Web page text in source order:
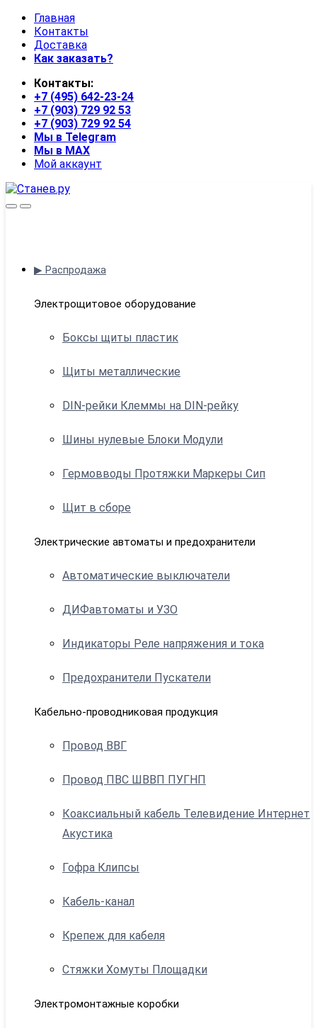
Skip
navigation
Skip
content
Главная
Контакты
Доставка
Как заказать?
Контакты:
+7 (495) 642-23-24
+7 (903) 729 92 53
+7 (903) 729 92 54
Мы в Telegram
Мы в MAX
Мой аккаунт
OpenClose
▶ Распродажа
Электрощитовое оборудование
Боксы щиты пластик
Щиты металлические
DIN-рейки Клеммы на DIN-рейку
Шины нулевые Блоки Модули
Гермовводы Протяжки Маркеры Сип
Щит в сборе
Электрические автоматы и предохранители
Автоматические выключатели
ДИФавтоматы и УЗО
Индикаторы Реле напряжения и тока
Предохранители Пускатели
Кабельно-проводниковая продукция
Провод ВВГ
Провод ПВС ШВВП ПУГНП
Коаксиальный кабель Телевидение Интернет
Акустика
Гофра Клипсы
Кабель-канал
Крепеж для кабеля
Стяжки Хомуты Площадки
Электромонтажные коробки